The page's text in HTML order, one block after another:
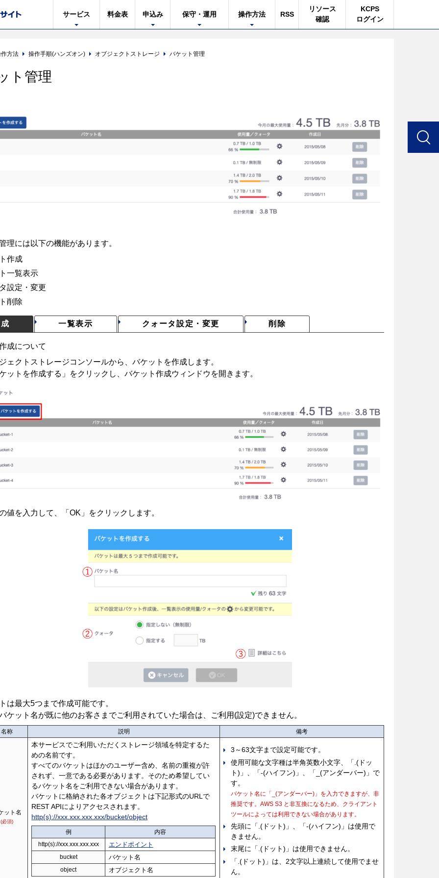
サービス 料金表 申込み 保守・運用 操作方法 RSS
リソース
確認
KCPS
ログイン
方法 操作手順(ハンズオン) オブジェクトストレージ バケット管理
ト管理
理には以下の機能があります。
作成
一覧表示
設定・変更
削除
一覧表示 クォータ設定・変更 削除
成について
ェクトストレージコンソールから、バケットを作成します。
ットを作成する」をクリックし、バケット作成ウィンドウを開きます。
値を入力して、「OK」をクリックします。
は最大5つまで作成可能です。
ケット名が既に他のお客さまでご利用されていた場合は、ご利用(設定)できません。
名称 説明 備考
ット名
(必須)
本サービスでご利用いただくストレージ領域を特定するた
めの名前です。
すべてのバケットはほかのユーザー含め、名前の重複が許
されず、一意である必要があります。そのため希望してい
るバケット名をご利用できない場合があります。
バケットに格納された各オブジェクトは下記形式のURLで
REST APIによりアクセスされます。
http(s)://xxx.xxx.xxx.xxx/bucket/object
例
内容
http(s)://xxx.xxx.xxx.xxx
エンドポイント
bucket バケット名
object オブジェクト名
3～63文字まで設定可能です。
使用可能な文字種は半角英数小文字、「.(ドッ
ト)」、「-(ハイフン)」、「_(アンダーバー)」で
す。
バケット名に「_(アンダーバー)」を入力できますが、非
推奨です。AWS S3 と非互換になるため、クライアント
ツールによっては利用できない場合があります。
先頭に「.(ドット)」、「-(ハイフン)」は使用で
きません。
末尾に「.(ドット)」は使用できません。
「.(ドット)」は、2文字以上連続して使用でませ
ん。